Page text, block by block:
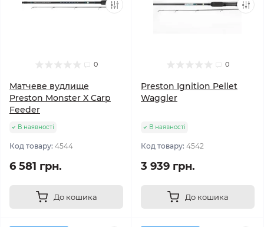
0
Матчеве вудлище
Preston Monster X Carp
Feeder
В наявності
Код товару: 4544
6 581 грн.
До кошика
0
Preston Ignition Pellet
Waggler
В наявності
Код товару: 4542
3 939 грн.
До кошика